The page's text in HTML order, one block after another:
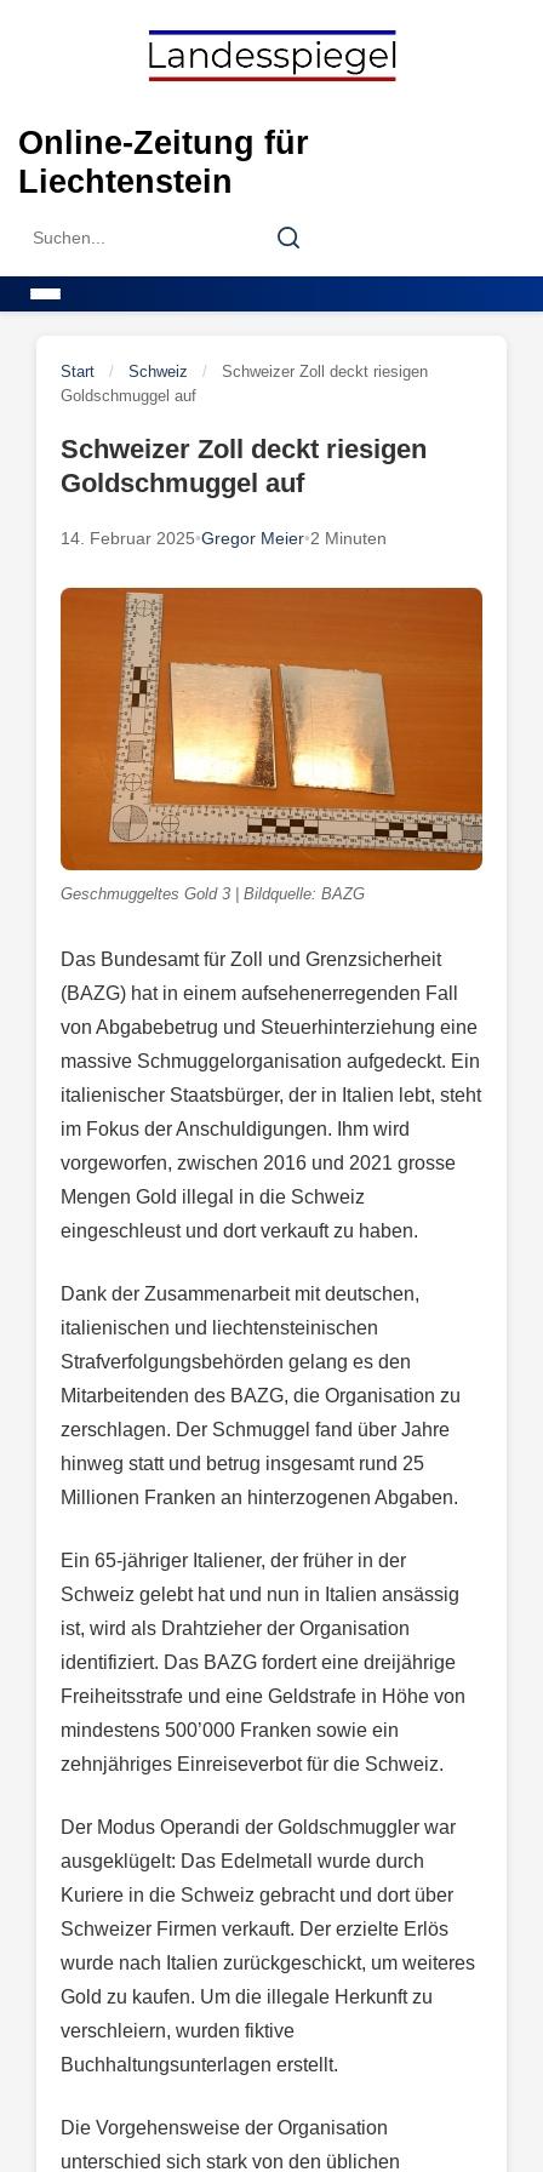
Online-Zeitung für
Liechtenstein
Search
Search
Start / Schweiz /
Schweizer Zoll deckt riesigen
Goldschmuggel auf
Schweizer Zoll deckt riesigen
Goldschmuggel auf
14. Februar 2025•Gregor Meier•2 Minuten
Geschmuggeltes Gold 3 | Bildquelle: BAZG
Das Bundesamt für Zoll und Grenzsicherheit
(BAZG) hat in einem aufsehenerregenden Fall
von Abgabebetrug und Steuerhinterziehung eine
massive Schmuggelorganisation aufgedeckt. Ein
italienischer Staatsbürger, der in Italien lebt, steht
im Fokus der Anschuldigungen. Ihm wird
vorgeworfen, zwischen 2016 und 2021 grosse
Mengen Gold illegal in die Schweiz
eingeschleust und dort verkauft zu haben.
Dank der Zusammenarbeit mit deutschen,
italienischen und liechtensteinischen
Strafverfolgungsbehörden gelang es den
Mitarbeitenden des BAZG, die Organisation zu
zerschlagen. Der Schmuggel fand über Jahre
hinweg statt und betrug insgesamt rund 25
Millionen Franken an hinterzogenen Abgaben.
Ein 65-jähriger Italiener, der früher in der
Schweiz gelebt hat und nun in Italien ansässig
ist, wird als Drahtzieher der Organisation
identifiziert. Das BAZG fordert eine dreijährige
Freiheitsstrafe und eine Geldstrafe in Höhe von
mindestens 500’000 Franken sowie ein
zehnjähriges Einreiseverbot für die Schweiz.
Der Modus Operandi der Goldschmuggler war
ausgeklügelt: Das Edelmetall wurde durch
Kuriere in die Schweiz gebracht und dort über
Schweizer Firmen verkauft. Der erzielte Erlös
wurde nach Italien zurückgeschickt, um weiteres
Gold zu kaufen. Um die illegale Herkunft zu
verschleiern, wurden fiktive
Buchhaltungsunterlagen erstellt.
Die Vorgehensweise der Organisation
unterschied sich stark von den üblichen